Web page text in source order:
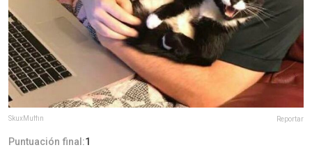
SkuxMuffin Reportar
Puntuación final:1